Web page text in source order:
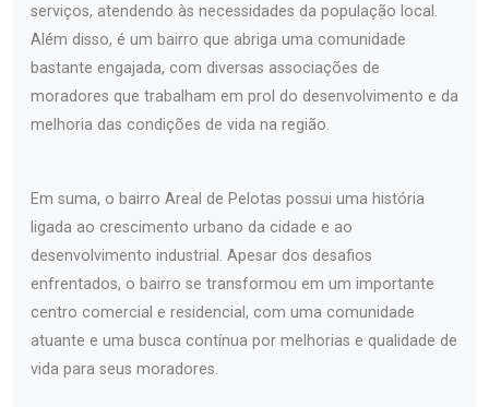
serviços, atendendo às necessidades da população local.
Além disso, é um bairro que abriga uma comunidade
bastante engajada, com diversas associações de
moradores que trabalham em prol do desenvolvimento e da
melhoria das condições de vida na região.
Em suma, o bairro Areal de Pelotas possui uma história
ligada ao crescimento urbano da cidade e ao
desenvolvimento industrial. Apesar dos desafios
enfrentados, o bairro se transformou em um importante
centro comercial e residencial, com uma comunidade
atuante e uma busca contínua por melhorias e qualidade de
vida para seus moradores.